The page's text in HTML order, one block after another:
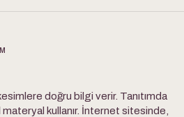
doğru bilgi verir. Tanıtımda
kullanır. İnternet sitesinde,